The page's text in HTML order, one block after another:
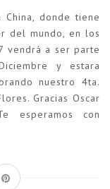
donde tiene
del mundo, en los
vendrá a ser parte
y estara
nuestro 4ta.
Gracias Oscar
esperamos con